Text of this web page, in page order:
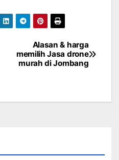
Alasan & harga
memilih Jasa drone
murah di Jombang